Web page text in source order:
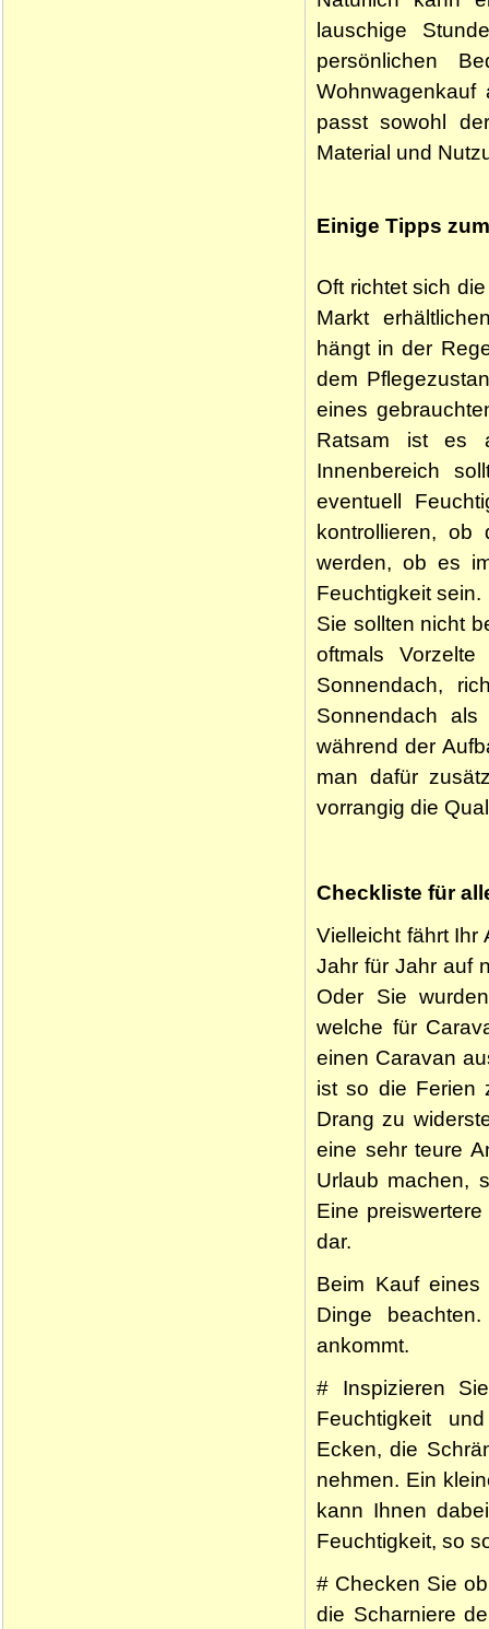
lauschige
persönlichen
Wohnwagenkauf
passt sowohl
Material und
Einige Tipps
Oft richtet sich
Markt
hängt in der
dem
eines
Ratsam ist es
Innenbereich
eventuell
kontrollieren, ob
werden, ob es
Feuchtigkeit
Sie sollten nicht
oftmals
Sonnendach,
Sonnendach
während der
man dafür
vorrangig die
Checkliste für
Vielleicht fährt Ihr
Jahr für Jahr auf
Oder Sie
welche für
einen Caravan
ist so die Ferien
Drang zu
eine sehr teure
Urlaub machen,
Eine
dar.
Beim Kauf
Dinge
ankommt.
# Inspizieren
Feuchtigkeit
Ecken, die
nehmen. Ein
kann Ihnen
Feuchtigkeit, so
# Checken Sie
die Scharniere